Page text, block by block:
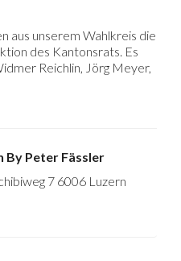
aus unserem Wahlkreis die
des Kantonsrats. Es
Reichlin, Jörg Meyer,
Peter Fässler
7 6006 Luzern